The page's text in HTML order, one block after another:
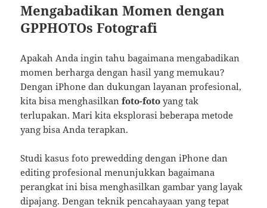
Mengabadikan Momen dengan
GPPHOTOs Fotografi
Apakah Anda ingin tahu bagaimana mengabadikan
momen berharga dengan hasil yang memukau?
Dengan iPhone dan dukungan layanan profesional,
kita bisa menghasilkanfoto-foto yang tak
terlupakan. Mari kita eksplorasi beberapa metode
yang bisa Anda terapkan.
Studi kasus foto prewedding dengan iPhone dan
editing profesional menunjukkan bagaimana
perangkat ini bisa menghasilkan gambar yang layak
dipajang. Dengan teknik pencahayaan yang tepat